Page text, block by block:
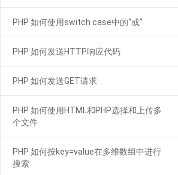
PHP 如何使用switch case中的“或”
PHP 如何发送HTTP响应代码
PHP 如何发送GET请求
PHP 如何使用HTML和PHP选择和上传多
个文件
PHP 如何按key=value在多维数组中进行
搜索